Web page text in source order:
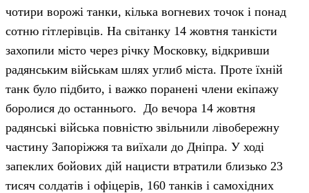
чотири ворожі танки, кілька вогневих точок і понад
сотню гітлерівців. На світанку 14 жовтня танкісти
захопили місто через річку Московку, відкривши
радянським військам шлях углиб міста. Проте їхній
танк було підбито, і важко поранені члени екіпажу
боролися до останнього. До вечора 14 жовтня
радянські війська повністю звільнили лівобережну
частину Запоріжжя та виїхали до Дніпра. У ході
запеклих бойових дій нацисти втратили близько 23
тисяч солдатів і офіцерів, 160 танків і самохідних